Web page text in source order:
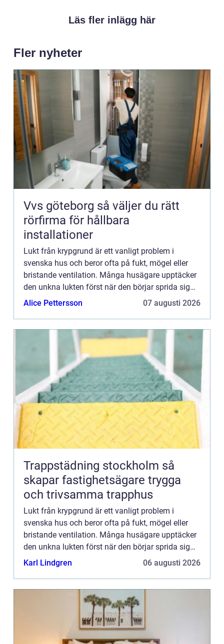
Läs fler inlägg här
Fler nyheter
Vvs göteborg så väljer du rätt
rörfirma för hållbara
installationer
Lukt från krypgrund är ett vanligt problem i
svenska hus och beror ofta på fukt, mögel eller
bristande ventilation. Många husägare upptäcker
den unkna lukten först när den börjar sprida sig
upp i b...
Alice Pettersson 07 augusti 2026
Trappstädning stockholm så
skapar fastighetsägare trygga
och trivsamma trapphus
Lukt från krypgrund är ett vanligt problem i
svenska hus och beror ofta på fukt, mögel eller
bristande ventilation. Många husägare upptäcker
den unkna lukten först när den börjar sprida sig
upp i b...
Karl Lindgren 06 augusti 2026